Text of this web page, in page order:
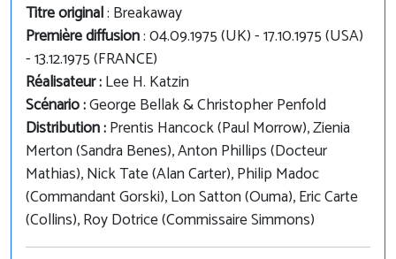
Titre original: Breakaway
Première diffusion: 04.09.1975 (UK) - 17.10.1975 (USA)
- 13.12.1975 (FRANCE)
Réalisateur :Lee H. Katzin
Scénario :George Bellak & Christopher Penfold
Distribution :Prentis Hancock (Paul Morrow), Zienia
Merton (Sandra Benes), Anton Phillips (Docteur
Mathias), Nick Tate (Alan Carter), Philip Madoc
(Commandant Gorski), Lon Satton (Ouma), Eric Carte
(Collins), Roy Dotrice (Commissaire Simmons)